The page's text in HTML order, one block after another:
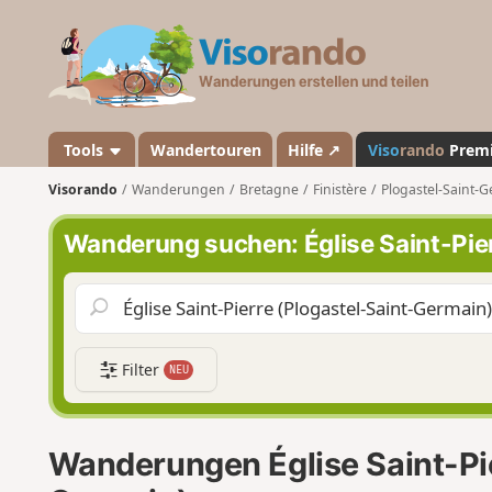
a
n
d
o
Tools Wandertouren Hilfe ↗ Visorando
Visorando Wanderungen Bretagne Finistère Plogastel-Saint-
Wanderung suchen: Église Saint-
Filter NEU
Wanderungen Église Saint-